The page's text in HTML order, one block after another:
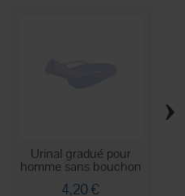
Urinal gradué pour
homme sans bouchon
4,20 €
›